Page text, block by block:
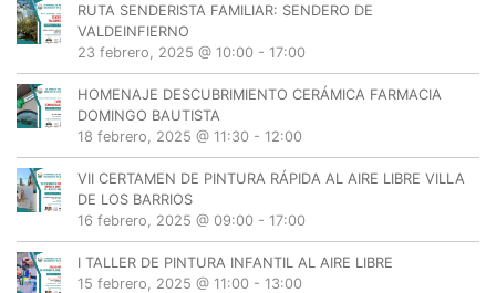
RUTA SENDERISTA FAMILIAR: SENDERO DE
VALDEINFIERNO
23 febrero, 2025 @ 10:00 - 17:00
HOMENAJE DESCUBRIMIENTO CERÁMICA FARMACIA
DOMINGO BAUTISTA
18 febrero, 2025 @ 11:30 - 12:00
VII CERTAMEN DE PINTURA RÁPIDA AL AIRE LIBRE VILLA
DE LOS BARRIOS
16 febrero, 2025 @ 09:00 - 17:00
I TALLER DE PINTURA INFANTIL AL AIRE LIBRE
15 febrero, 2025 @ 11:00 - 13:00